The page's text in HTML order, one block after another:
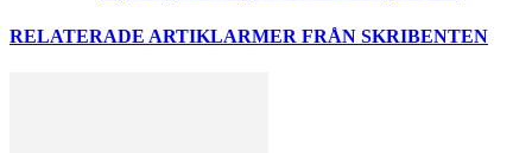
RELATERADE ARTIKLARMER FRÅN SKRIBENTEN